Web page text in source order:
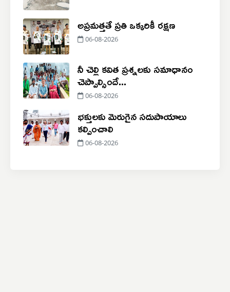
అప్రమత్తతే ప్రతి ఒక్కరికీ రక్షణ
06-08-2026
నీ చెల్లి కవిత ప్రశ్నలకు సమాధానం
చెప్పాల్సిందే...
06-08-2026
భక్తులకు మెరుగైన సదుపాయాలు
కల్పించాలి
06-08-2026